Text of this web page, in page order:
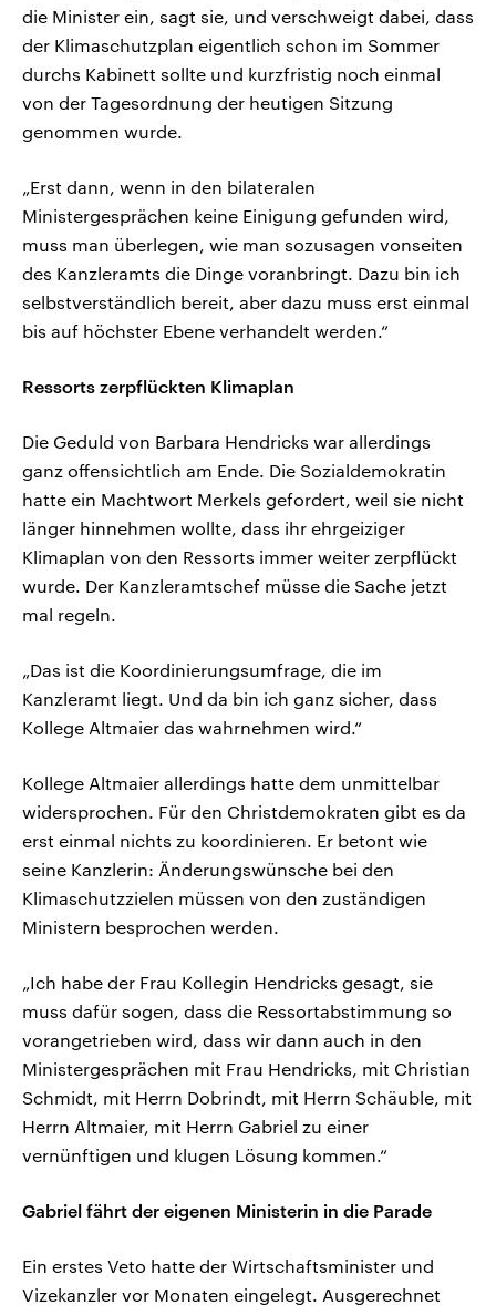
die Minister ein, sagt sie, und verschweigt dabei, dass
der Klimaschutzplan eigentlich schon im Sommer
durchs Kabinett sollte und kurzfristig noch einmal
von der Tagesordnung der heutigen Sitzung
genommen wurde.
„Erst dann, wenn in den bilateralen
Ministergesprächen keine Einigung gefunden wird,
muss man überlegen, wie man sozusagen vonseiten
des Kanzleramts die Dinge voranbringt. Dazu bin ich
selbstverständlich bereit, aber dazu muss erst einmal
bis auf höchster Ebene verhandelt werden.“
Ressorts zerpflückten Klimaplan
Die Geduld von Barbara Hendricks war allerdings
ganz offensichtlich am Ende. Die Sozialdemokratin
hatte ein Machtwort Merkels gefordert, weil sie nicht
länger hinnehmen wollte, dass ihr ehrgeiziger
Klimaplan von den Ressorts immer weiter zerpflückt
wurde. Der Kanzleramtschef müsse die Sache jetzt
mal regeln.
„Das ist die Koordinierungsumfrage, die im
Kanzleramt liegt. Und da bin ich ganz sicher, dass
Kollege Altmaier das wahrnehmen wird.“
Kollege Altmaier allerdings hatte dem unmittelbar
widersprochen. Für den Christdemokraten gibt es da
erst einmal nichts zu koordinieren. Er betont wie
seine Kanzlerin: Änderungswünsche bei den
Klimaschutzzielen müssen von den zuständigen
Ministern besprochen werden.
„Ich habe der Frau Kollegin Hendricks gesagt, sie
muss dafür sogen, dass die Ressortabstimmung so
vorangetrieben wird, dass wir dann auch in den
Ministergesprächen mit Frau Hendricks, mit Christian
Schmidt, mit Herrn Dobrindt, mit Herrn Schäuble, mit
Herrn Altmaier, mit Herrn Gabriel zu einer
vernünftigen und klugen Lösung kommen.“
Gabriel fährt der eigenen Ministerin in die Parade
Ein erstes Veto hatte der Wirtschaftsminister und
Vizekanzler vor Monaten eingelegt. Ausgerechnet